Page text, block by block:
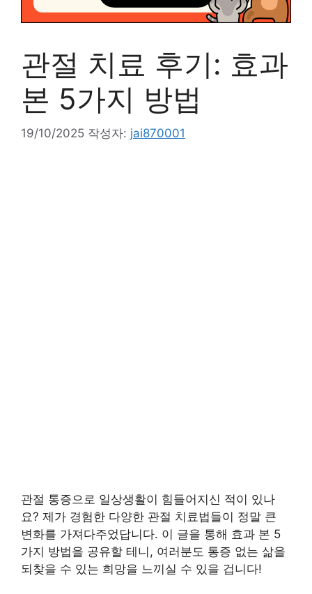
관절 치료 후기: 효과
본 5가지 방법
19/10/2025 작성자: jai870001
관절 통증으로 일상생활이 힘들어지신 적이 있나
요? 제가 경험한 다양한 관절 치료법들이 정말 큰
변화를 가져다주었답니다. 이 글을 통해 효과 본 5
가지 방법을 공유할 테니, 여러분도 통증 없는 삶을
되찾을 수 있는 희망을 느끼실 수 있을 겁니다!